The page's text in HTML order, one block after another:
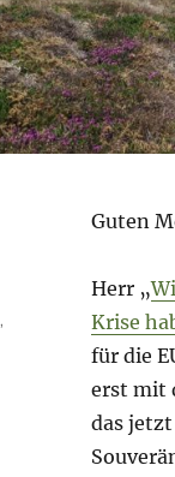
Guten
Herr „
Krise
für die
erst mit
das
,